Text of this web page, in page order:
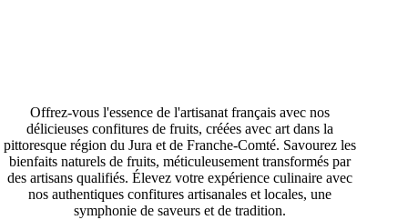
Offrez-vous l'essence de l'artisanat français avec nos
délicieuses confitures de fruits, créées avec art dans la
pittoresque région du Jura et de Franche-Comté. Savourez les
bienfaits naturels de fruits, méticuleusement transformés par
des artisans qualifiés. Élevez votre expérience culinaire avec
nos authentiques confitures artisanales et locales, une
symphonie de saveurs et de tradition.